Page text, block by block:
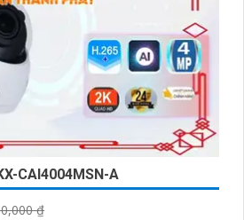
CAI4004MSN-A
₫